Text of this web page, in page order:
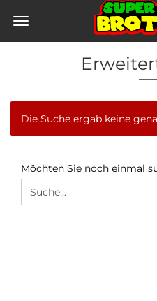
Die Suche ergab keine
MÖCHTEN
SIE
NOCH
EINMAL
Möchten Sie noch einmal